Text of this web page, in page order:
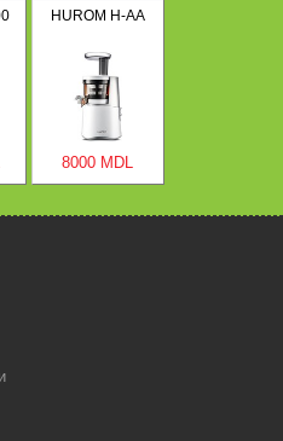
HUROM H-AA
8000 MDL